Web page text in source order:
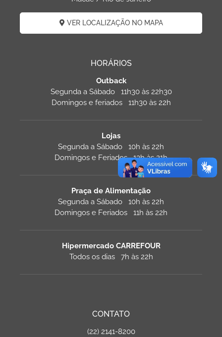
VER LOCALIZAÇÃO NO MAPA
HORÁRIOS
Outback
Segunda a Sábado 11h30 às 22h30
Domingos e feriados 11h30 às 22h
Lojas
Segunda a Sábado 10h às 22h
Domingos e Feriados 13h às 21h
Praça de Alimentação
Segunda a Sábado 10h às 22h
Domingos e Feriados 11h às 22h
Hipermercado CARREFOUR
Todos os dias 7h às 22h
CONTATO
(22) 2141-8200